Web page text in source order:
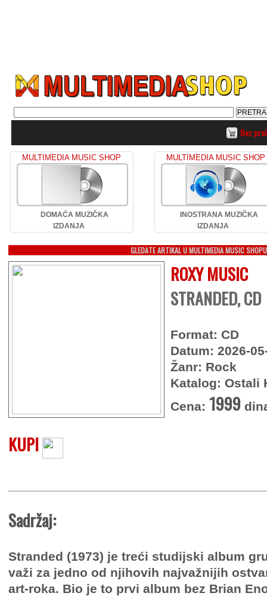
Bez
MULTIMEDIA MUSIC SHOP
DOMAĆA MUZIČKA
IZDANJA
MULTIMEDIA MUSIC SHOP
INOSTRANA MUZIČKA
IZDANJA
GLEDATE ARTIKAL U MULTIMEDIA MUSIC SHOPU
ROXY MUSIC
STRANDED, CD
Format: CD
Datum: 2026-
Žanr: Rock
Katalog: Ostali
Cena: 1999
KUPI
Sadržaj:
Stranded (1973) je treći studijski album
važi za jedno od njihovih najvažnijih
art-roka. Bio je to prvi album bez Brian